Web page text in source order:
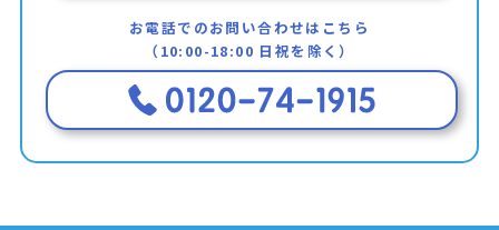
お電話でのお問い合わせはこちら
（10:00-18:00 日祝を除く）